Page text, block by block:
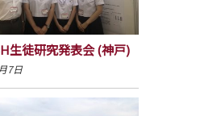
生徒研究発表会 (神戸)
7日